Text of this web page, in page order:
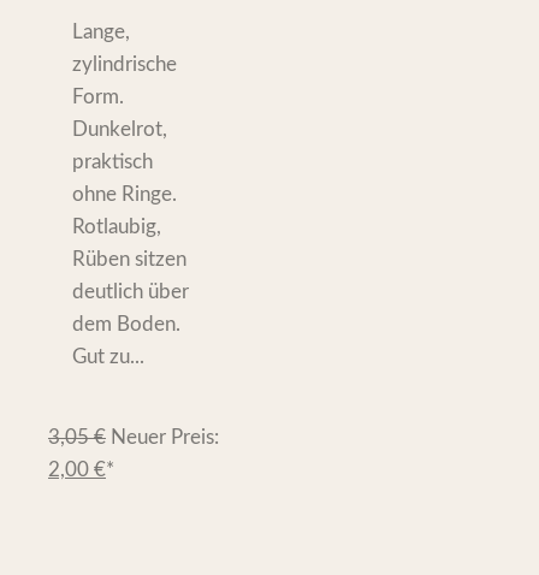
Lange,
zylindrische
Form.
Dunkelrot,
praktisch
ohne Ringe.
Rotlaubig,
Rüben sitzen
deutlich über
dem Boden.
Gut zu...
3,05€ Neuer Preis:
2,00 €*